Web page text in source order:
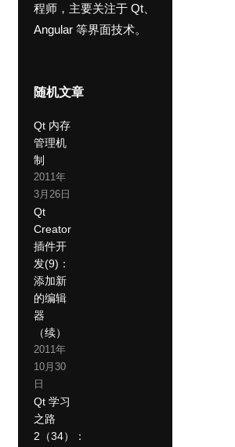
程师，主要关注于 Qt、
Angular 等界面技术。
随机文章
Qt 内存
管理机
制
2011年
3月26日
Qt
Creator
插件开
发(9)：
添加新
的编辑
器
（续）
2011年
10月30
日
Qt 学习
之路
2（34）：